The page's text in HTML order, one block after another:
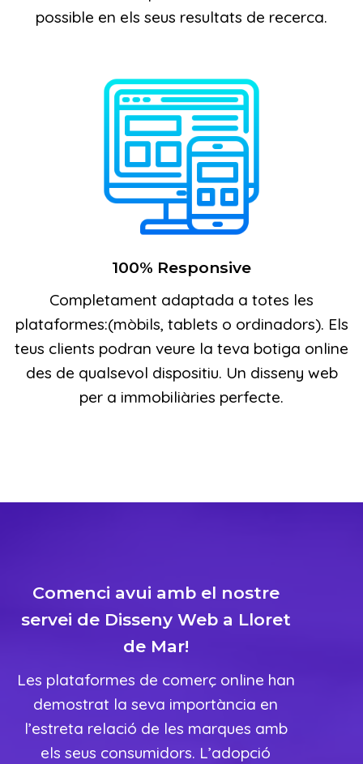
possible en els seus resultats de recerca.
100% Responsive
Completament adaptada a totes les
plataformes:(mòbils, tablets o ordinadors). Els
teus clients podran veure la teva botiga online
des de qualsevol dispositiu. Un disseny web
per a immobiliàries perfecte.
Comenci avui amb el nostre
servei de Disseny Web a Lloret
de Mar!
Les plataformes de comerç online han
demostrat la seva importància en
l’estreta relació de les marques amb
els seus consumidors. L’adopció